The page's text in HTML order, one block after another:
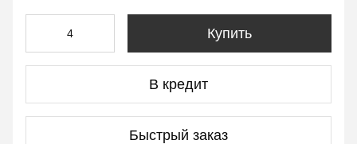
Купить
В кредит
Быстрый заказ